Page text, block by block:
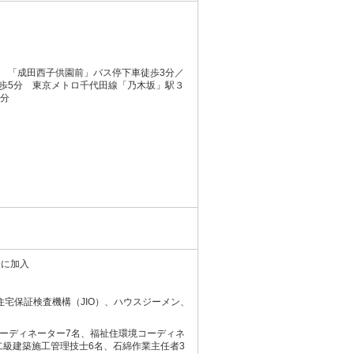
成田西子供園前」バス停下車徒歩3分／
5分 東京メトロ千代田線「乃木坂」駅３
加入
保証検査機構（JIO）、ハウスジーメン、
ディネーター7名、福祉住環境コーディネ
建築施工管理技士6名、石綿作業主任者3